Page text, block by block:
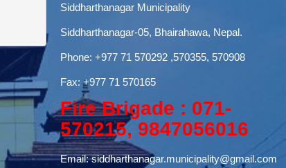
Siddharthanagar Municipality
Siddharthanagar-05, Bhairahawa, Nepal.
Phone: +977 71 570292 ,570355, 570908
Fax: +977 71 570165
Fire Brigade : 071-
570215, 9847056016
Email:siddharthanagar.municipality@gmail.com